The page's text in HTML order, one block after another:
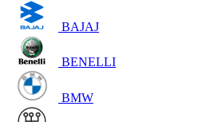
BAJAJ
BENELLI
BMW